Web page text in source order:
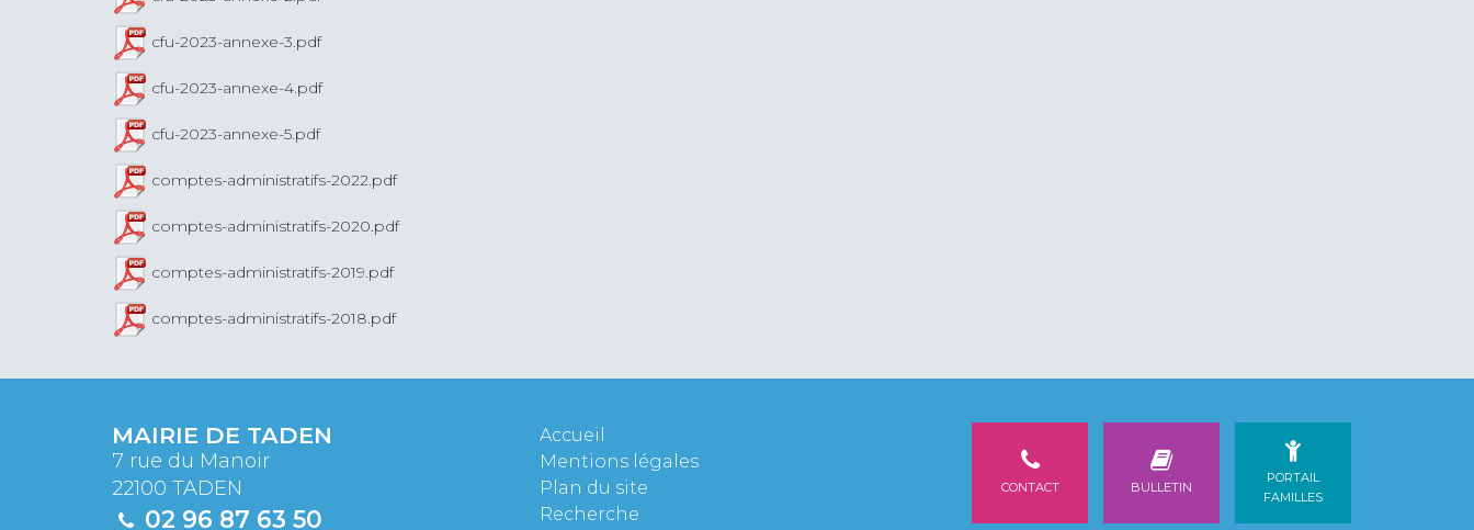
cfu-2023-annexe-3.pdf
cfu-2023-annexe-4.pdf
cfu-2023-annexe-5.pdf
comptes-administratifs-2022.pdf
comptes-administratifs-2020.pdf
comptes-administratifs-2019.pdf
comptes-administratifs-2018.pdf
MAIRIE DE TADEN
7 rue du Manoir
22100 TADEN
02 96 87 63 50
Accueil
Mentions légales
Plan du site
Recherche
CONTACT BULLETIN
PORTAIL
FAMILLES